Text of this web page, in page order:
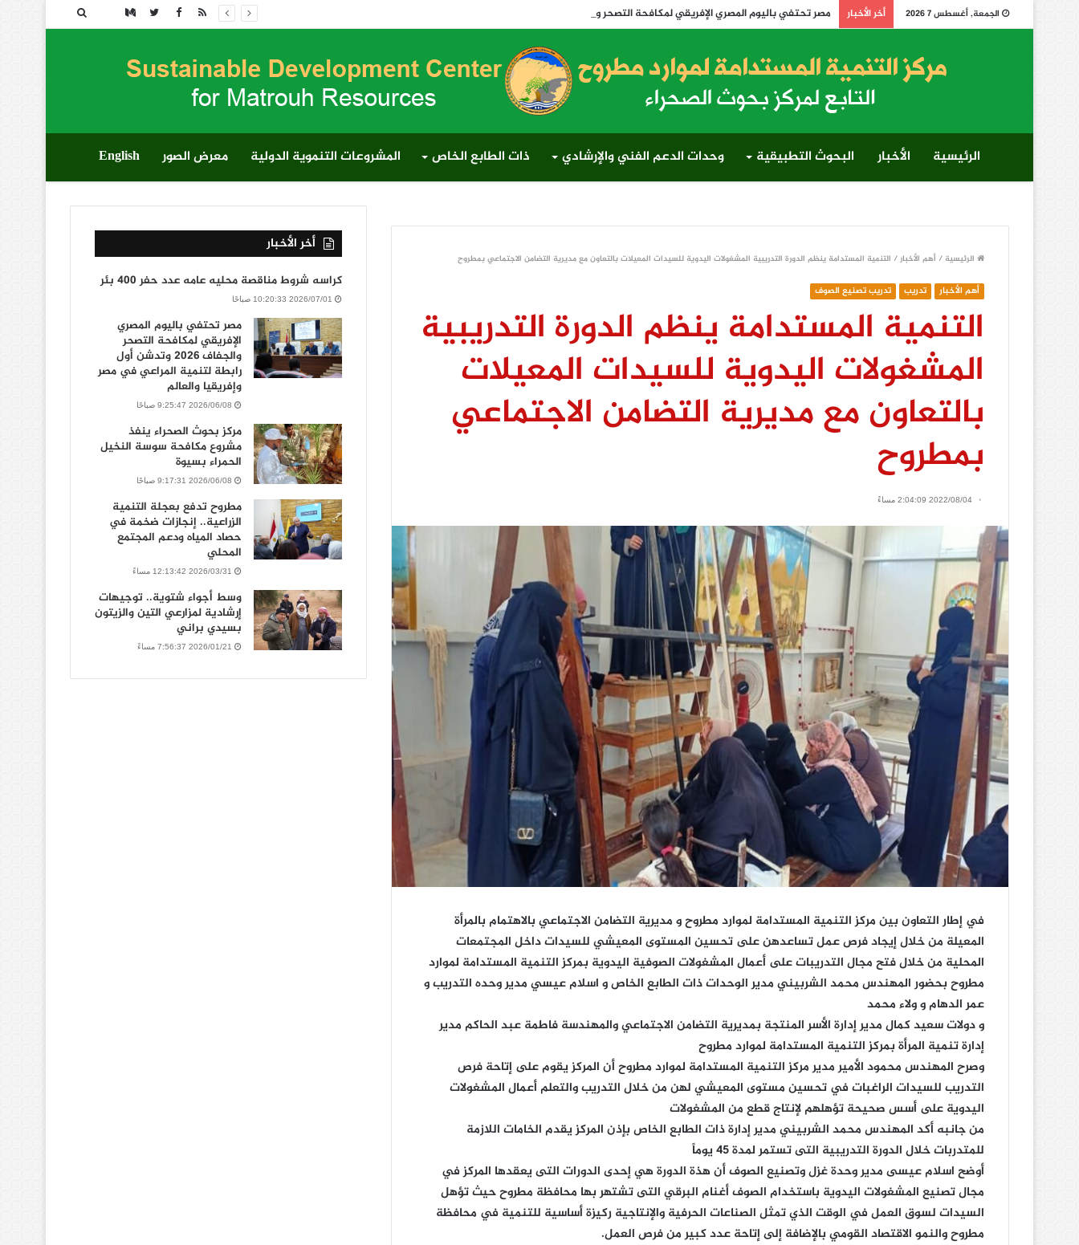
الجمعة, أغسطس 7 2026 أخر الأخبار مصر تحتفي باليوم المصري الإفريقي لمكافحة التصحر والجفاف 2026 وتدشن أول رابطة لتنمية المراعي في مصر وإفريقيا والعالم
الرئيسية الأخبار البحوث التطبيقية وحدات الدعم الفني والإرشادي ذات الطابع الخاص المشروعات التنموية الدولية معرض الصور English
الرئيسية / أهم الأخبار/ التنمية المستدامة ينظم الدورة التدريبية المشغولات اليدوية للسيدات المعيلات بالتعاون مع مديرية التضامن الاجتماعي بمطروح
أهم الأخبار تدريب تدريب تصنيع الصوف
التنمية المستدامة ينظم الدورة التدريبية
المشغولات اليدوية للسيدات المعيلات
بالتعاون مع مديرية التضامن الاجتماعي
بمطروح
2022/08/04 2:04:09 مساءً
في إطار التعاون بين مركز التنمية المستدامة لموارد مطروح و مديرية التضامن الاجتماعي بالاهتمام بالمرأة
المعيلة من خلال إيجاد فرص عمل تساعدهن على تحسين المستوى المعيشي للسيدات داخل المجتمعات
المحلية من خلال فتح مجال التدريبات على أعمال المشغولات الصوفية اليدوية بمركز التنمية المستدامة لموارد
مطروح بحضور المهندس محمد الشربيني مدير الوحدات ذات الطابع الخاص و اسلام عيسي مدير وحده التدريب و
عمر الدهام و ولاء محمد
و دولات سعيد كمال مدير إدارة الأسر المنتجة بمديرية التضامن الاجتماعي والمهندسة فاطمة عبد الحاكم مدير
إدارة تنمية المرأة بمركز التنمية المستدامة لموارد مطروح
وصرح المهندس محمود الأمير مدير مركز التنمية المستدامة لموارد مطروح أن المركز يقوم على إتاحة فرص
التدريب للسيدات الراغبات في تحسين مستوى المعيشي لهن من خلال التدريب والتعلم أعمال المشغولات
اليدوية على أسس صحيحة تؤهلهم لإنتاج قطع من المشغولات
من جانبه أكد المهندس محمد الشربيني مدير إدارة ذات الطابع الخاص بإذن المركز يقدم الخامات اللازمة
للمتدربات خلال الدورة التدريبية التى تستمر لمدة 45 يوماً
أوضح اسلام عيسى مدير وحدة غزل وتصنيع الصوف أن هذة الدورة هي إحدى الدورات التى يعقدها المركز في
مجال تصنيع المشغولات اليدوية باستخدام الصوف أغنام البرقي التى تشتهر بها محافظة مطروح حيث تؤهل
السيدات لسوق العمل في الوقت الذي تمثل الصناعات الحرفية والإنتاجية ركيزة أساسية للتنمية في محافظة
مطروح والنمو الاقتصاد القومي بالإضافة إلى إتاحة عدد كبير من فرص العمل.
أخر الأخبار
كراسه شروط مناقصة محليه عامه عدد حفر 400 بئر
2026/07/01 10:20:33 صباحًا
مصر تحتفي باليوم المصري
الإفريقي لمكافحة التصحر
والجفاف 2026 وتدشن أول
رابطة لتنمية المراعي في مصر
وإفريقيا والعالم
2026/06/08 9:25:47 صباحًا
مركز بحوث الصحراء ينفذ
مشروع مكافحة سوسة النخيل
الحمراء بسيوة
2026/06/08 9:17:31 صباحًا
مطروح تدفع بعجلة التنمية
الزراعية.. إنجازات ضخمة في
حصاد المياه ودعم المجتمع
المحلي
2026/03/31 12:13:42 مساءً
وسط أجواء شتوية.. توجيهات
إرشادية لمزارعي التين والزيتون
بسيدي براني
2026/01/21 7:56:37 مساءً